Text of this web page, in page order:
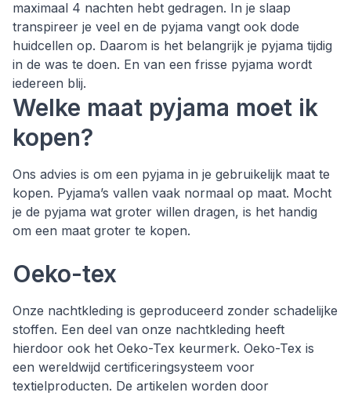
maximaal 4 nachten hebt gedragen. In je slaap
transpireer je veel en de pyjama vangt ook dode
huidcellen op. Daarom is het belangrijk je pyjama tijdig
in de was te doen. En van een frisse pyjama wordt
iedereen blij.
Welke maat pyjama moet ik
kopen?
Ons advies is om een pyjama in je gebruikelijk maat te
kopen. Pyjama’s vallen vaak normaal op maat. Mocht
je de pyjama wat groter willen dragen, is het handig
om een maat groter te kopen.
Oeko-tex
Onze nachtkleding is geproduceerd zonder schadelijke
stoffen. Een deel van onze nachtkleding heeft
hierdoor ook het Oeko-Tex keurmerk. Oeko-Tex is
een wereldwijd certificeringsysteem voor
textielproducten. De artikelen worden door